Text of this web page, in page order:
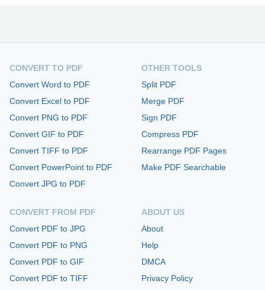
CONVERT TO PDF
Convert Word to PDF
Convert Excel to PDF
Convert PNG to PDF
Convert GIF to PDF
Convert TIFF to PDF
Convert PowerPoint to PDF
Convert JPG to PDF
CONVERT FROM PDF
Convert PDF to JPG
Convert PDF to PNG
Convert PDF to GIF
Convert PDF to TIFF
OTHER TOOLS
Split PDF
Merge PDF
Sign PDF
Compress PDF
Rearrange PDF Pages
Make PDF Searchable
ABOUT US
About
Help
DMCA
Privacy Policy